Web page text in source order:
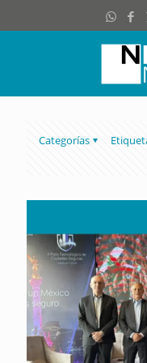
Categorías